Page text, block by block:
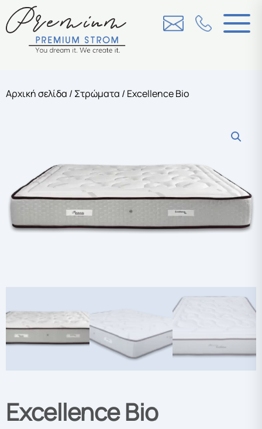
Αρχική σελίδα / Στρώματα / Excellence Bio
Excellence Bio